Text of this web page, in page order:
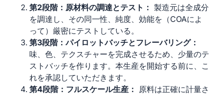
第2段階：原材料の調達とテスト： 製造元は全成分
を調達し、その同一性、純度、効能を（COAによ
って）厳密にテストしている。
第3段階：パイロットバッチとフレーバリング：
味、色、テクスチャーを完成させるため、少量のテ
ストバッチを作ります。本生産を開始する前に、こ
れを承認していただきます。
第4段階：フルスケール生産： 原料は正確に計量さ